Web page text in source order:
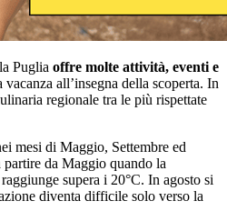
Puglia offre molte attività, eventi e
vacanza all’insegna della scoperta. In
regionale tra le più rispettate
mesi di Maggio, Settembre ed
da Maggio quando la
supera i 20°C. In agosto si
diventa difficile solo verso la